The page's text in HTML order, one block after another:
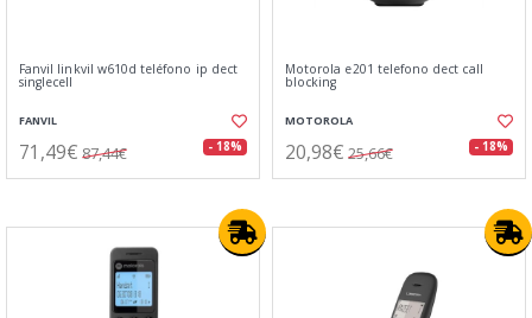
Fanvil linkvil w610d teléfono ip dect
singlecell
FANVIL
71,49€ 87,44€ - 18%
Motorola e201 telefono dect call
blocking
MOTOROLA
20,98€ 25,66€ - 18%